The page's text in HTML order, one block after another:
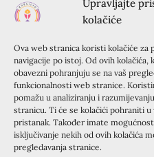
Upravljajte
kolačiće
Ova web stranica koristi kolačiće za
navigacije po istoj. Od ovih kolačića,
obavezni pohranjuju se na vaš
funkcionalnosti web stranice.
pomažu u analiziranju i
stranicu. Ti će se kolačići pohraniti u
pristanak. Također imate
isključivanje nekih od ovih kolačića
pregledavanja stranice.
odanosti Gospodinu koji
jedne strane mladi
Bili su tu i mužikaši z
pregršt hitova naše i
na solo pjevanje u „Konobo
Što reći nego da je autoru
morao ranije napustiti slavlje.
Josip Ećimović